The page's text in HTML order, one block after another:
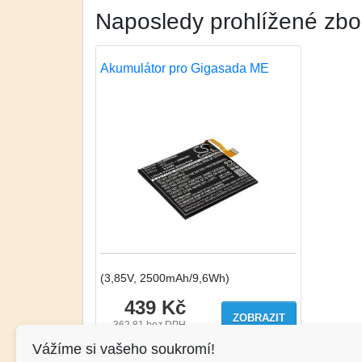
Naposledy prohlížené
Akumulátor pro Gigasada ME
(3,85V, 2500mAh/9,6Wh)
439 Kč
362.81 bez DPH
ZOBRAZIT
Vážíme si vašeho soukromí!